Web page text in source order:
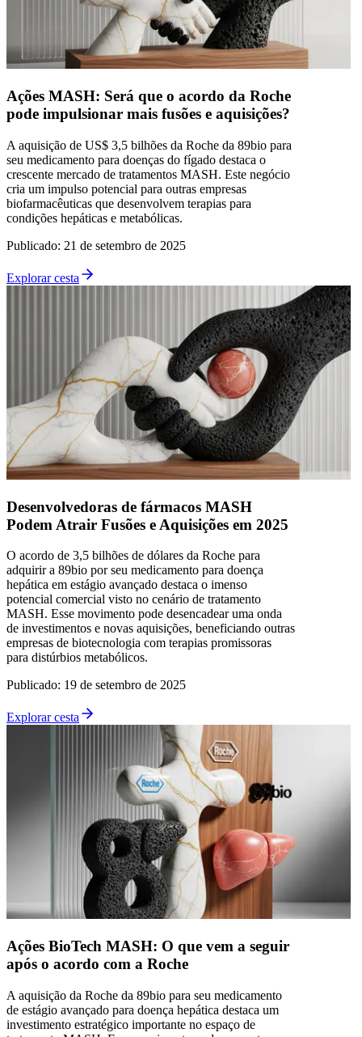
Ações MASH: Será que o acordo da Roche
pode impulsionar mais fusões e aquisições?
A aquisição de US$ 3,5 bilhões da Roche da 89bio para
seu medicamento para doenças do fígado destaca o
crescente mercado de tratamentos MASH. Este negócio
cria um impulso potencial para outras empresas
biofarmacêuticas que desenvolvem terapias para
condições hepáticas e metabólicas.
Publicado: 21 de setembro de 2025
Explorar cesta
Desenvolvedoras de fármacos MASH
Podem Atrair Fusões e Aquisições em 2025
O acordo de 3,5 bilhões de dólares da Roche para
adquirir a 89bio por seu medicamento para doença
hepática em estágio avançado destaca o imenso
potencial comercial visto no cenário de tratamento
MASH. Esse movimento pode desencadear uma onda
de investimentos e novas aquisições, beneficiando outras
empresas de biotecnologia com terapias promissoras
para distúrbios metabólicos.
Publicado: 19 de setembro de 2025
Explorar cesta
Ações BioTech MASH: O que vem a seguir
após o acordo com a Roche
A aquisição da Roche da 89bio para seu medicamento
de estágio avançado para doença hepática destaca um
investimento estratégico importante no espaço de